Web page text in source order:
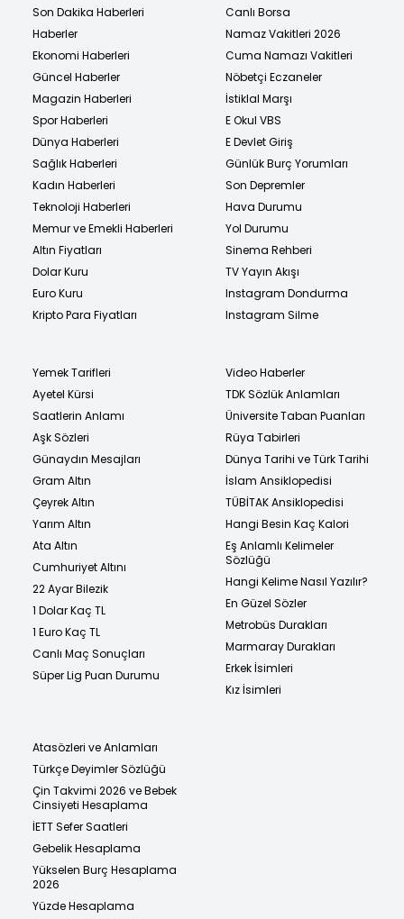
Son Dakika Haberleri
Haberler
Ekonomi Haberleri
Güncel Haberler
Magazin Haberleri
Spor Haberleri
Dünya Haberleri
Sağlık Haberleri
Kadın Haberleri
Teknoloji Haberleri
Memur ve Emekli Haberleri
Altın Fiyatları
Dolar Kuru
Euro Kuru
Kripto Para Fiyatları
Canlı Borsa
Namaz Vakitleri 2026
Cuma Namazı Vakitleri
Nöbetçi Eczaneler
İstiklal Marşı
E Okul VBS
E Devlet Giriş
Günlük Burç Yorumları
Son Depremler
Hava Durumu
Yol Durumu
Sinema Rehberi
TV Yayın Akışı
Instagram Dondurma
Instagram Silme
Yemek Tarifleri
Ayetel Kürsi
Saatlerin Anlamı
Aşk Sözleri
Günaydın Mesajları
Gram Altın
Çeyrek Altın
Yarım Altın
Ata Altın
Cumhuriyet Altını
22 Ayar Bilezik
1 Dolar Kaç TL
1 Euro Kaç TL
Canlı Maç Sonuçları
Süper Lig Puan Durumu
Video Haberler
TDK Sözlük Anlamları
Üniversite Taban Puanları
Rüya Tabirleri
Dünya Tarihi ve Türk Tarihi
İslam Ansiklopedisi
TÜBİTAK Ansiklopedisi
Hangi Besin Kaç Kalori
Eş Anlamlı Kelimeler
Sözlüğü
Hangi Kelime Nasıl Yazılır?
En Güzel Sözler
Metrobüs Durakları
Marmaray Durakları
Erkek İsimleri
Kız İsimleri
Atasözleri ve Anlamları
Türkçe Deyimler Sözlüğü
Çin Takvimi 2026 ve Bebek
Cinsiyeti Hesaplama
İETT Sefer Saatleri
Gebelik Hesaplama
Yükselen Burç Hesaplama
2026
Yüzde Hesaplama